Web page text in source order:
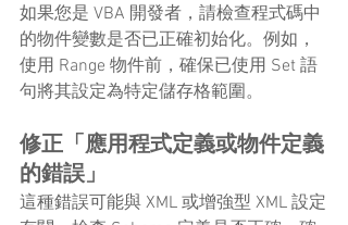
如果您是 VBA 開發者，請檢查程式碼中
的物件變數是否已正確初始化。例如，
使用 Range 物件前，確保已使用 Set 語
句將其設定為特定儲存格範圍。
修正「應用程式定義或物件定義
的錯誤」
這種錯誤可能與 XML 或增強型 XML 設定